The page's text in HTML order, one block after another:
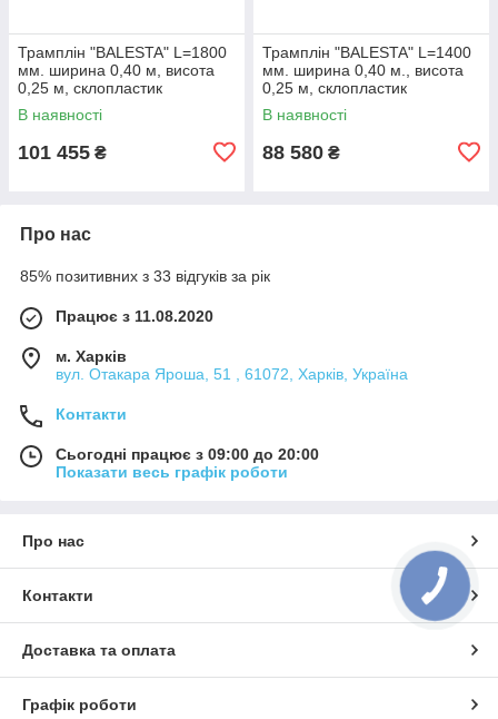
Трамплін "BALESTA" L=1800
мм. ширина 0,40 м, висота
0,25 м, склопластик
В наявності
101 455 ₴
Трамплін "BALESTA" L=1400
мм. ширина 0,40 м., висота
0,25 м, склопластик
В наявності
88 580 ₴
Про нас
85% позитивних з 33 відгуків за рік
Працює з 11.08.2020
м. Харків
вул. Отакара Яроша, 51 , 61072, Харків, Україна
Контакти
Сьогодні працює з 09:00 до 20:00
Показати весь графік роботи
Про нас
Контакти
Доставка та оплата
Графік роботи
КНОПКА
ЗВ'ЯЗКУ